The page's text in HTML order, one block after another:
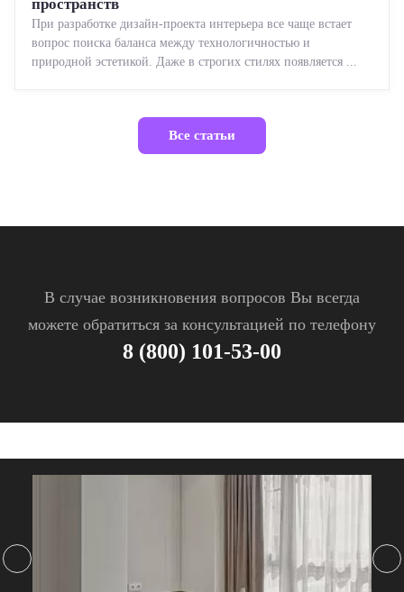
пространств
При разработке дизайн-проекта интерьера все чаще встает
вопрос поиска баланса между технологичностью и
природной эстетикой. Даже в строгих стилях появляется ...
Все статьи
В случае возникновения вопросов Вы всегда
можете обратиться за консультацией по телефону
8 (800) 101-53-00